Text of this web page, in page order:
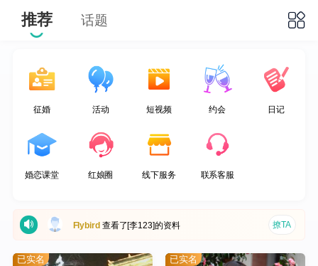
推荐 话题
征婚 活动 短视频 约会 日记
婚恋课堂 红娘圈 线下服务 联系客服
jimmyyang 注册了会员
Flybird 查看了[李123]的资料 撩TA
huihui注册了会员 撩TA
已实名 已实名